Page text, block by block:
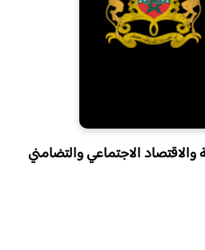
والاقتصاد الاجتماعي والتضامني